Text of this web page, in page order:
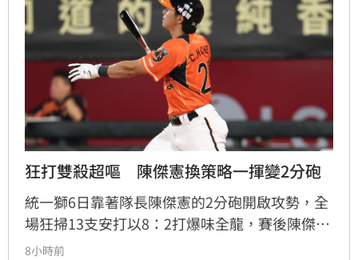
狂打雙殺超嘔　陳傑憲換策略一揮變2分砲
統一獅6日靠著隊長陳傑憲的2分砲開啟攻勢，全
場狂掃13支安打以8：2打爆味全龍，賽後陳傑憲
透露因為上週末自己擊出太多雙殺，當時上場只
8小時前